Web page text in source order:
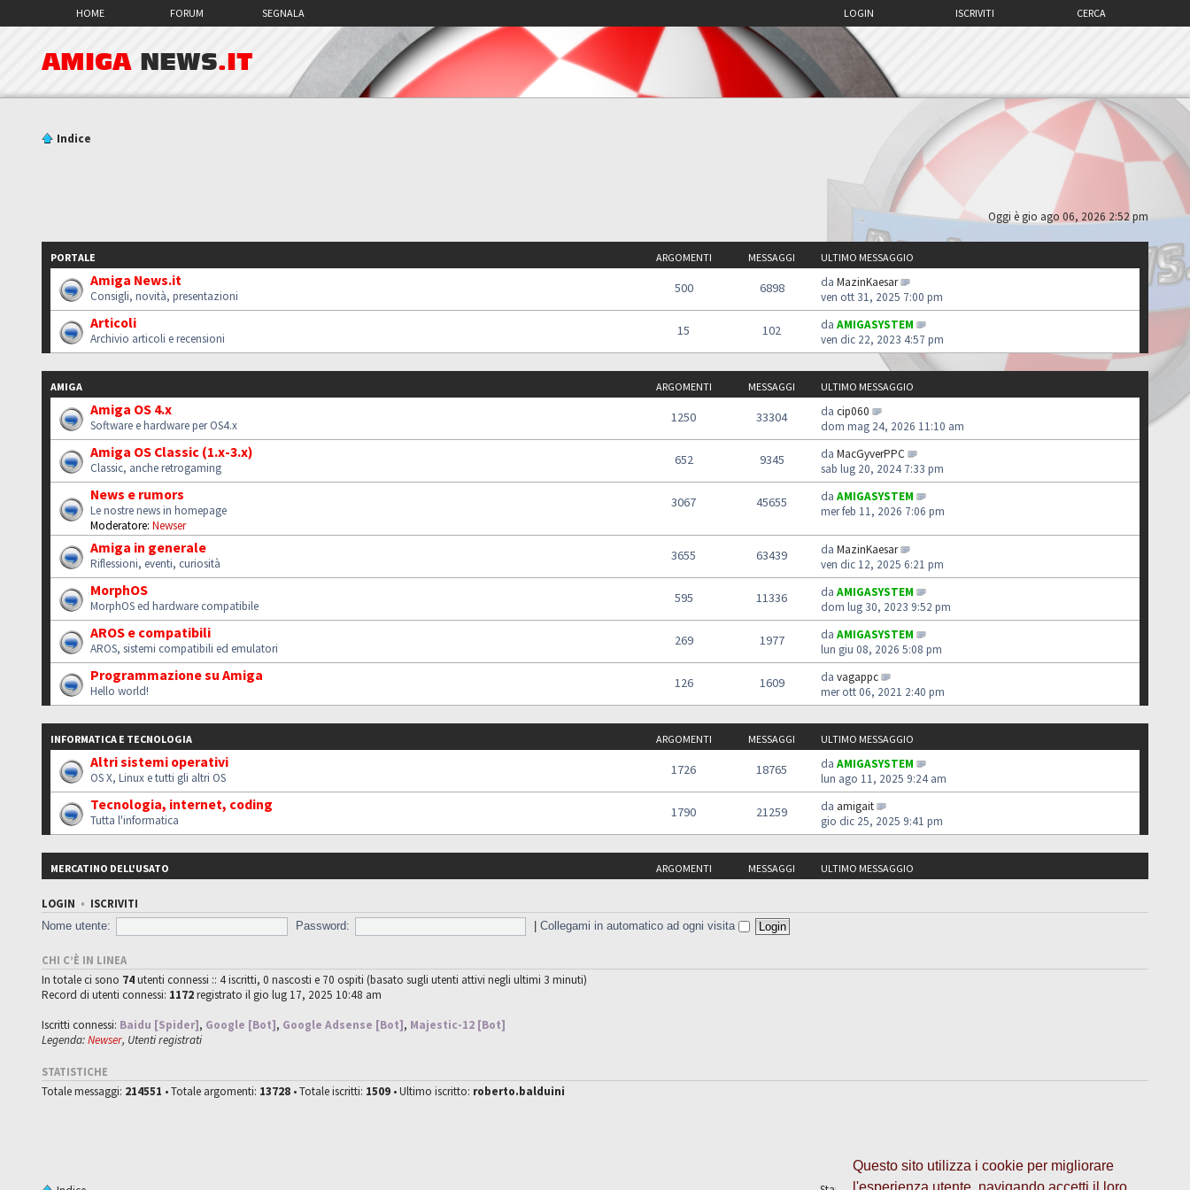
Questo sito utilizza i cookie per migliorare
l'esperienza utente, navigando accetti il loro
HOME FORUM SEGNALA CERCA
ISCRIVITI
LOGIN
AMIGA NEWS.IT
Indice
Oggi è gio ago 06, 2026 2:52 pm
PORTALE ARGOMENTI MESSAGGI ULTIMO MESSAGGIO
Amiga News.it
Consigli, novità, presentazioni
500 6898 da MazinKaesar
ven ott 31, 2025 7:00 pm
Articoli
Archivio articoli e recensioni
15 102 da AMIGASYSTEM
ven dic 22, 2023 4:57 pm
AMIGA ARGOMENTI MESSAGGI ULTIMO MESSAGGIO
Amiga OS 4.x
Software e hardware per OS4.x
1250 33304 da cip060
dom mag 24, 2026 11:10 am
Amiga OS Classic (1.x-3.x)
Classic, anche retrogaming
652 9345 da MacGyverPPC
sab lug 20, 2024 7:33 pm
News e rumors
Le nostre news in homepage
Moderatore: Newser
3067 45655 da AMIGASYSTEM
mer feb 11, 2026 7:06 pm
Amiga in generale
Riflessioni, eventi, curiosità
3655 63439 da MazinKaesar
ven dic 12, 2025 6:21 pm
MorphOS
MorphOS ed hardware compatibile
595 11336 da AMIGASYSTEM
dom lug 30, 2023 9:52 pm
AROS e compatibili
AROS, sistemi compatibili ed emulatori
269 1977 da AMIGASYSTEM
lun giu 08, 2026 5:08 pm
Programmazione su Amiga
Hello world!
126 1609 da vagappc
mer ott 06, 2021 2:40 pm
INFORMATICA E TECNOLOGIA ARGOMENTI MESSAGGI ULTIMO MESSAGGIO
Altri sistemi operativi
OS X, Linux e tutti gli altri OS
1726 18765 da AMIGASYSTEM
lun ago 11, 2025 9:24 am
Tecnologia, internet, coding
Tutta l'informatica
1790 21259 da amigait
gio dic 25, 2025 9:41 pm
MERCATINO DELL'USATO ARGOMENTI MESSAGGI ULTIMO MESSAGGIO
LOGIN • ISCRIVITI
Nome utente:
Password: |Collegami in automatico ad ogni visita
CHI C’È IN LINEA
In totale ci sono 74utenti connessi :: 4 iscritti, 0 nascosti e 70 ospiti (basato sugli utenti attivi negli ultimi 3 minuti)
Record di utenti connessi: 1172registrato il gio lug 17, 2025 10:48 am
Iscritti connessi: Baidu [Spider], Google [Bot], Google Adsense [Bot], Majestic-12 [Bot]
Legenda:Newser, Utenti registrati
STATISTICHE
Totale messaggi: 214551 • Totale argomenti: 13728 • Totale iscritti: 1509 • Ultimo iscritto: roberto.balduini